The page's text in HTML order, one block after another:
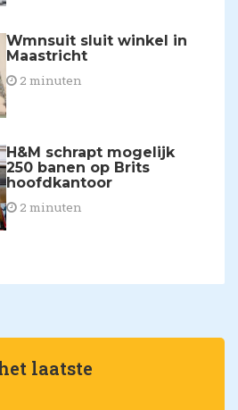
Wmnsuit sluit winkel in
Maastricht
2 minuten
H&M schrapt mogelijk
250 banen op Brits
hoofdkantoor
2 minuten
laatste